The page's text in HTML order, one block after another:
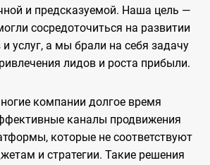
и предсказуемой. Наша цель —
сосредоточиться на развитии
услуг, а мы брали на себя задачу
лидов и роста прибыли.
компании долгое время
каналы продвижения
которые не соответствуют
и стратегии. Такие решения